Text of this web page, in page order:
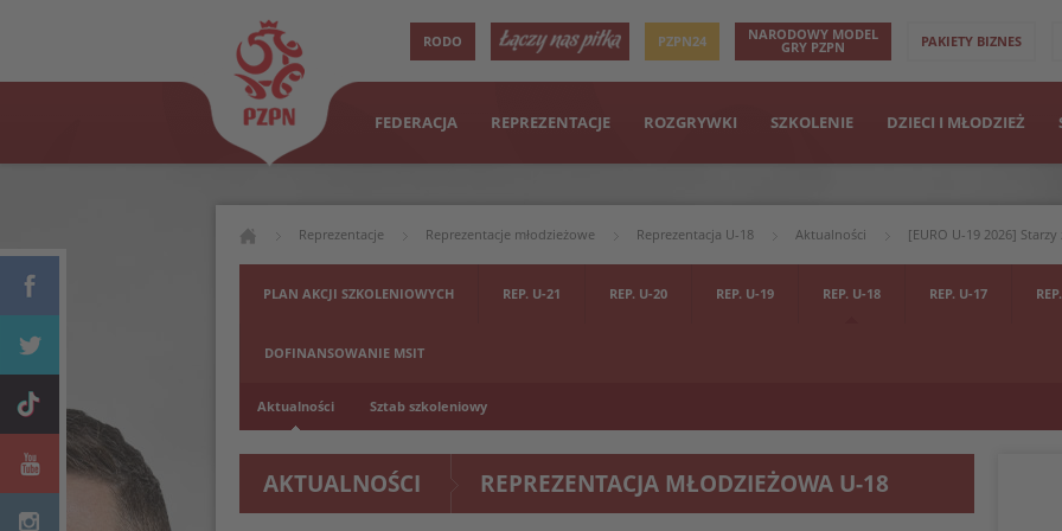
RODO PZPN24 NARODOWY MODEL
GRY PZPN PAKIETY BIZNES
FEDERACJA REPREZENTACJE ROZGRYWKI SZKOLENIE DZIECI I MŁODZIEŻ
Reprezentacje Reprezentacje młodzieżowe Reprezentacja U-18 Aktualności [EURO U-19 2026]
PLAN AKCJI SZKOLENIOWYCH REP. U-21 REP. U-20 REP. U-19 REP. U-18 REP. U-17
DOFINANSOWANIE MSIT
Aktualności Sztab szkoleniowy
AKTUALNOŚCI REPREZENTACJA MŁODZIEŻOWA U-18